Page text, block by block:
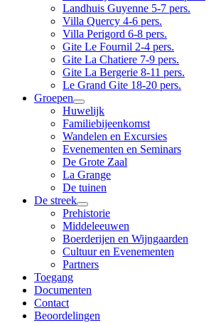
Landhuis Guyenne 5-7 pers.
Villa Quercy 4-6 pers.
Villa Perigord 6-8 pers.
Gite Le Fournil 2-4 pers.
Gite La Chatiere 7-9 pers.
Gite La Bergerie 8-11 pers.
Le Grand Gite 18-20 pers.
Groepen
Huwelijk
Familiebijeenkomst
Wandelen en Excursies
Evenementen en Seminars
De Grote Zaal
La Grange
De tuinen
De streek
Prehistorie
Middeleeuwen
Boerderijen en Wijngaarden
Cultuur en Evenementen
Partners
Toegang
Documenten
Contact
Beoordelingen